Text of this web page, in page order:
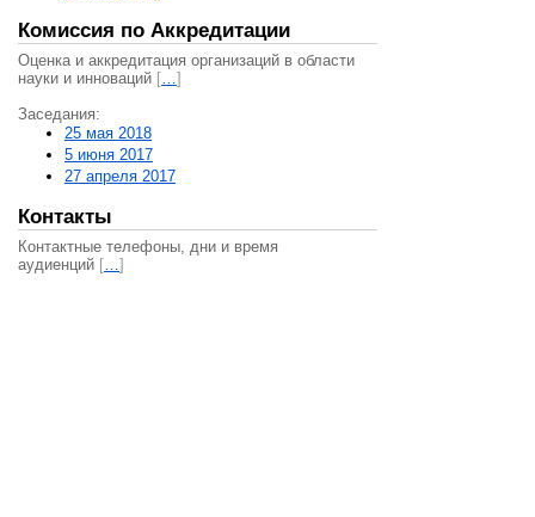
Комиссия по Аккредитации
Оценка и аккредитация организаций в области
науки и инноваций […]
Заседания:
25 мая 2018
5 июня 2017
27 апреля 2017
Контакты
Контактные телефоны, дни и время
аудиенций […]